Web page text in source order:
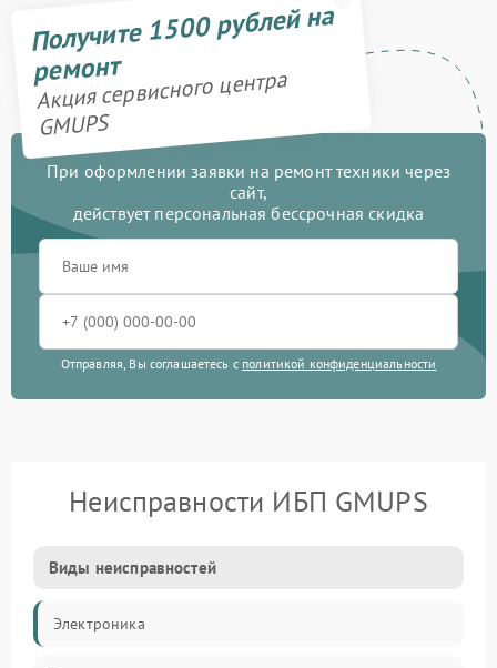
Получите 1500 рублей на
ремонт
Акция сервисного центра
GMUPS
При оформлении заявки на ремонт техники через
сайт,
действует персональная бессрочная скидка
Отправляя, Вы соглашаетесь с политикой конфиденциальности
Неисправности ИБП GMUPS
Виды неисправностей
Электроника